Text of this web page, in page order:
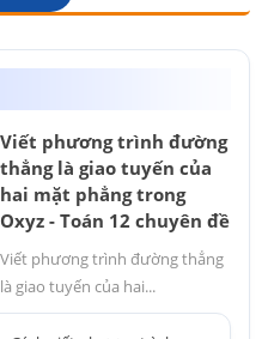
Viết phương trình đường
thẳng là giao tuyến của
hai mặt phẳng trong
Oxyz - Toán 12 chuyên đề
Viết phương trình đường thẳng
là giao tuyến của hai...